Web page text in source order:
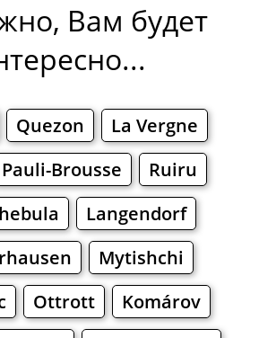
Вам будет
Quezon
La Vergne
Pauli-Brousse
Ruiru
Langendorf
Mytishchi
Ottrott
Komárov